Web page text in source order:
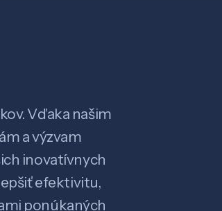
Vďaka našim
a výzvam
inovatívnych
efektivitu,
ponúkaných